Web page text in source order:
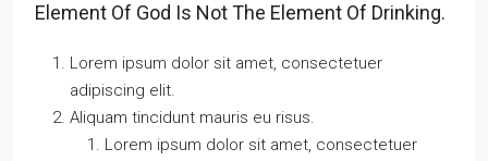
Element Of God Is Not The Element Of Drinking.
Lorem ipsum dolor sit amet, consectetuer
adipiscing elit.
Aliquam tincidunt mauris eu risus.
Lorem ipsum dolor sit amet, consectetuer